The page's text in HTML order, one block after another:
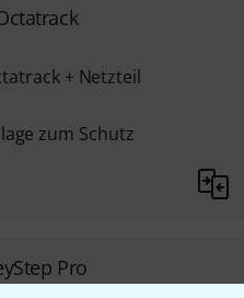
+ Netzteil
zum Schutz
Pro